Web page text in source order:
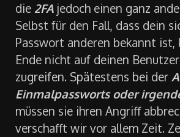
oder Unbekannten in die
die2FAjedoch einen ganz
Selbst für den Fall, dass dein
Passwort anderen bekannt ist,
Ende nicht auf deinen
zugreifen. Spätestens bei der
Einmalpassworts oder
müssen sie ihren Angriff